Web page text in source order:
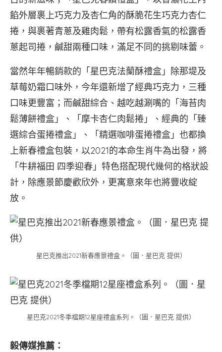
餡外層裹上巧克力及杏仁角的酥脆花生巧克力杏仁
捲，與裹著青蔥及雞肉鬆，帶有松露香氣的松露香
蔥起司捲，鹹甜兩種口味，滿足不同的挑剔味蕾。
當然年年暢銷款的「星巴克法蘭酥禮盒」除那堤及
草莓奶霜口味外，今年還新增了經典巧克力，三種
口味更豐富；而鹹甜綜合、越吃越涮嘴的「海苔肉
鬆薄餅禮盒」、「摩卡杏仁肉鬆捲」、經典的「臻
選綜合蛋捲禮盒」、「精選咖啡蛋捲禮盒」也都換
上新春禮盒包裝，以2021的本命生肖牛為出發，將
「牛耕福田 四季迎春」特色搭配現代幾何的格狀設
計，除應景節慶歡欣外，更寓意來年也將豐收綻
放。
星巴克推出2021新春應景禮盒。（圖．星巴克 提供）
星巴克2021冬季檔期12星座禮盒系列。（圖．星巴克 提供）
毅傳媒推薦：